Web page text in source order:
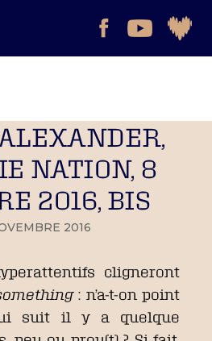
NATION, 8
2016, BIS
2016
cligneront
: n’a-t-on point
suit il y a quelque